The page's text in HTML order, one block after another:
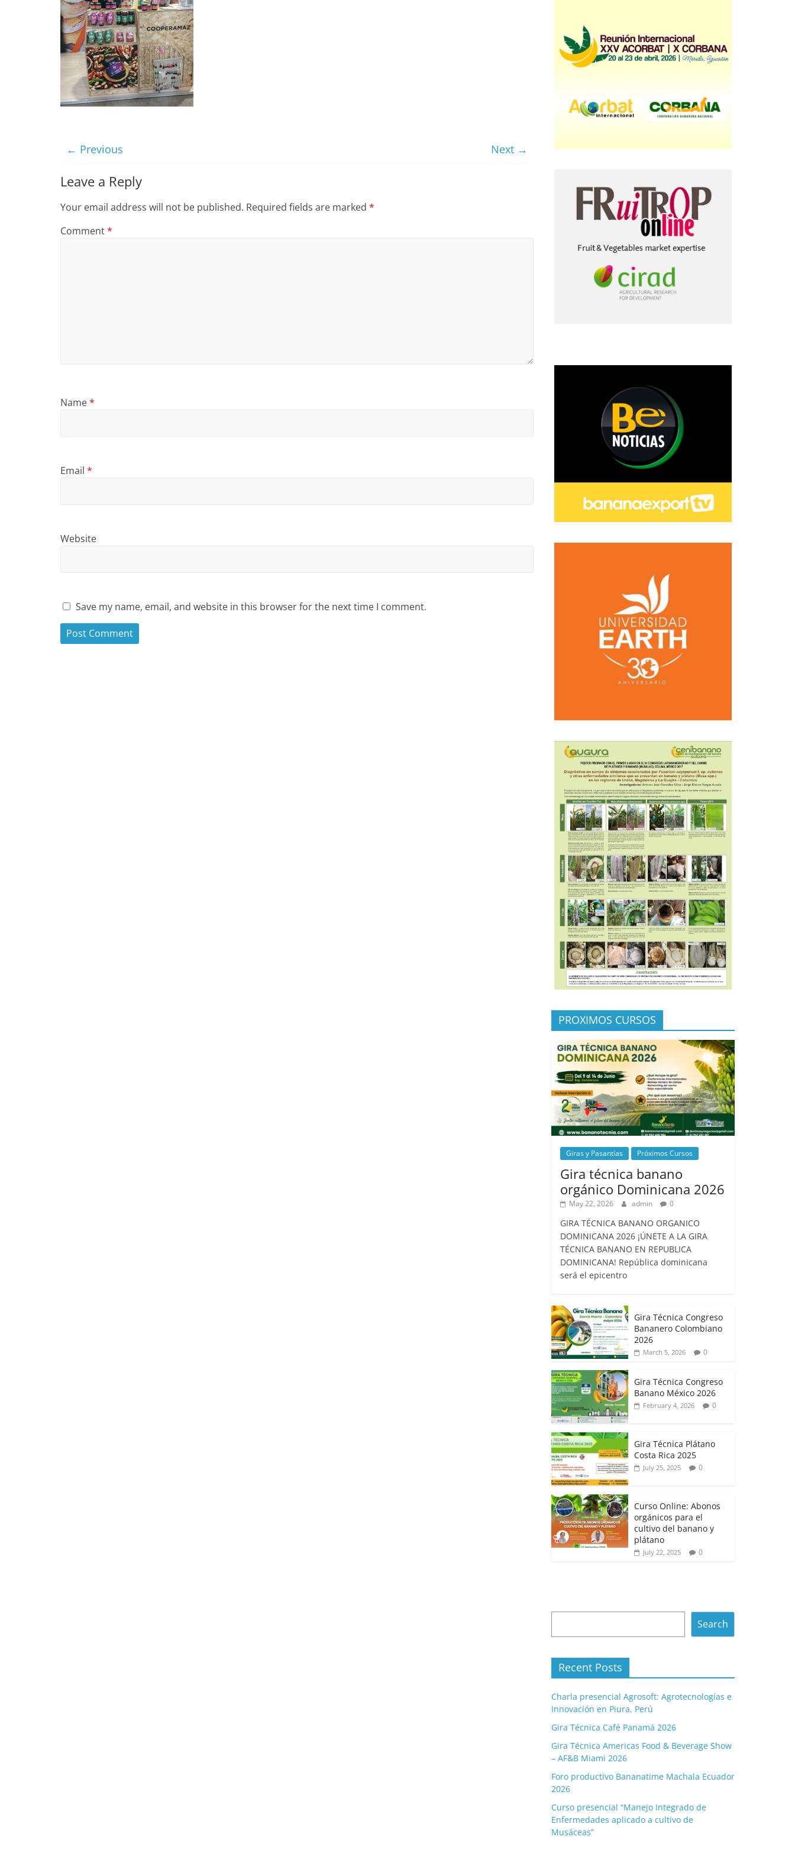
← Previous Next →
Leave a Reply
Your email address will not be published. Required fields are marked *
Comment*
Name*
Email *
Website
Save my name, email, and website in this browser for the next time I comment.
PROXIMOS CURSOS
Giras y Pasantías Próximos Cursos
Gira técnica banano
orgánico Dominicana 2026
May 22, 2026 admin 0
GIRA TÉCNICA BANANO ORGANICO
DOMINICANA 2026 ¡ÚNETE A LA GIRA
TÉCNICA BANANO EN REPUBLICA
DOMINICANA! República dominicana
será el epicentro
Gira Técnica Congreso
Bananero Colombiano
2026
March 5, 2026 0
Gira Técnica Congreso
Banano México 2026
February 4, 2026 0
Gira Técnica Plátano
Costa Rica 2025
July 25, 2025 0
Curso Online: Abonos
orgánicos para el
cultivo del banano y
plátano
July 22, 2025 0
Search
Recent Posts
Charla presencial Agrosoft: Agrotecnologías e
Innovación en Piura, Perú
Gira Técnica Café Panamá 2026
Gira Técnica Americas Food & Beverage Show
– AF&B Miami 2026
Foro productivo Bananatime Machala Ecuador
2026
Curso presencial “Manejo Integrado de
Enfermedades aplicado a cultivo de
Musáceas”